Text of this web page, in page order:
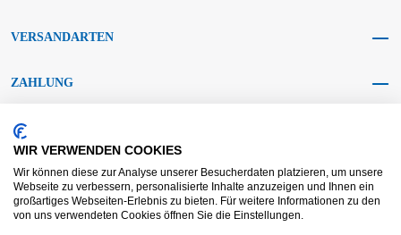
VERSANDARTEN
ZAHLUNG
SOCIAL MEDIA
WIR VERWENDEN COOKIES
Wir können diese zur Analyse unserer Besucherdaten platzieren, um unsere
Webseite zu verbessern, personalisierte Inhalte anzuzeigen und Ihnen ein
großartiges Webseiten-Erlebnis zu bieten. Für weitere Informationen zu den
von uns verwendeten Cookies öffnen Sie die Einstellungen.